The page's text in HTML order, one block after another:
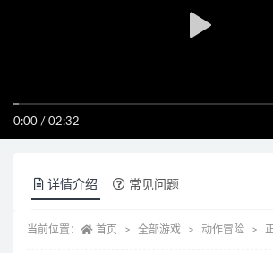
0:00 / 02:32
详情介绍 常见问题
当前位置： 首页 全部游戏 动作冒险